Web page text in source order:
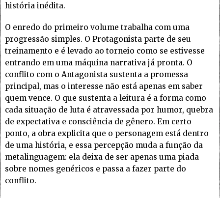
história inédita.
O enredo do primeiro volume trabalha com uma
progressão simples. O Protagonista parte de seu
treinamento e é levado ao torneio como se estivesse
entrando em uma máquina narrativa já pronta. O
conflito com o Antagonista sustenta a promessa
principal, mas o interesse não está apenas em saber
quem vence. O que sustenta a leitura é a forma como
cada situação de luta é atravessada por humor, quebra
de expectativa e consciência de gênero. Em certo
ponto, a obra explicita que o personagem está dentro
de uma história, e essa percepção muda a função da
metalinguagem: ela deixa de ser apenas uma piada
sobre nomes genéricos e passa a fazer parte do
conflito.